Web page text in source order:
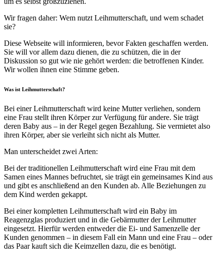
Wir fragen daher: Wem nutzt Leihmutterschaft, und wem schadet
sie?
Diese Webseite will informieren, bevor Fakten geschaffen werden.
Sie will vor allem dazu dienen, die zu schützen, die in der
Diskussion so gut wie nie gehört werden: die betroffenen Kinder.
Wir wollen ihnen eine Stimme geben.
Was ist Leihmutterschaft?
Bei einer Leihmutterschaft wird keine Mutter verliehen, sondern
eine Frau stellt ihren Körper zur Verfügung für andere. Sie trägt
deren Baby aus – in der Regel gegen Bezahlung. Sie vermietet also
ihren Körper, aber sie verleiht sich nicht als Mutter.
Man unterscheidet zwei Arten:
Bei der traditionellen Leihmutterschaft wird eine Frau mit dem
Samen eines Mannes befruchtet, sie trägt ein gemeinsames Kind aus
und gibt es anschließend an den Kunden ab. Alle Beziehungen zu
dem Kind werden gekappt.
Bei einer kompletten Leihmutterschaft wird ein Baby im
Reagenzglas produziert und in die Gebärmutter der Leihmutter
eingesetzt. Hierfür werden entweder die Ei- und Samenzelle der
Kunden genommen – in diesem Fall ein Mann und eine Frau – oder
das Paar kauft sich die Keimzellen dazu, die es benötigt.